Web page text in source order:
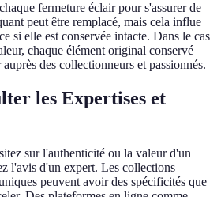
fermeture éclair pour s'assurer de
peut être remplacé, mais cela influe
si elle est conservée intacte. Dans le cas
chaque élément original conservé
des collectionneurs et passionnés.
les Expertises et
sur l'authenticité ou la valeur d'un
l'avis d'un expert. Les collections
peuvent avoir des spécificités que